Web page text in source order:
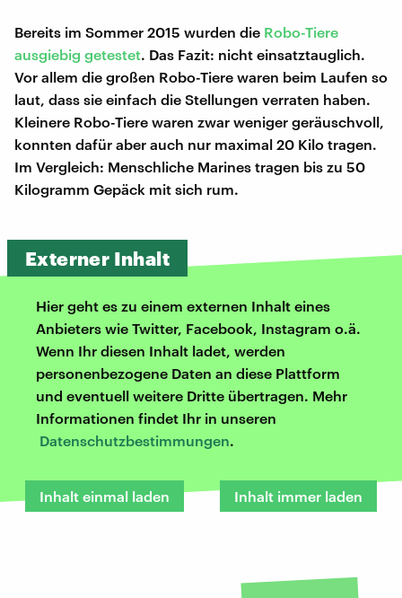
Bereits im Sommer 2015 wurden die Robo-Tiere
ausgiebig getestet. Das Fazit: nicht einsatztauglich.
Vor allem die großen Robo-Tiere waren beim Laufen so
laut, dass sie einfach die Stellungen verraten haben.
Kleinere Robo-Tiere waren zwar weniger geräuschvoll,
konnten dafür aber auch nur maximal 20 Kilo tragen.
Im Vergleich: Menschliche Marines tragen bis zu 50
Kilogramm Gepäck mit sich rum.
Externer Inhalt
Hier geht es zu einem externen Inhalt eines
Anbieters wie Twitter, Facebook, Instagram o.ä.
Wenn Ihr diesen Inhalt ladet, werden
personenbezogene Daten an diese Plattform
und eventuell weitere Dritte übertragen. Mehr
Informationen findet Ihr in unseren
Datenschutzbestimmungen.
Inhalt einmal laden Inhalt immer laden